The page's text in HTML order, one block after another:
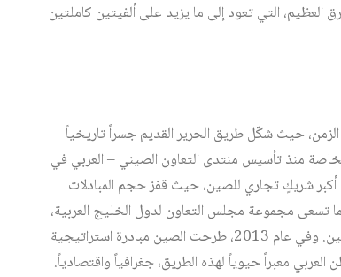
العظيم، التي تعود إلى ما يزيد على ألفيتين كاملتين
الزمن، حيث شكّل طريق الحرير القديم جسراً تاريخياً
منذ تأسيس منتدى التعاون الصيني – العربي في
إلى سابع أكبر شريكٍ تجاري للصين، حيث قفز حجم المبادلات
الطرفين من 36 إلى 250 مليار دولار أمريكي (2004 – 2014)، كما تسعى مجموعة مجلس التعاون لدول الخليج العربية،
خلال السنوات الأخيرة، إلى التوصل إلى اتفاقيةٍ لإنشاء منطقةٍ للتبادل الحر مع الصين. وفي عام 2013، طرحت الصين مبادرة استراتيجية
معبراً حيوياً لهذه الطريق، جغرافياً واقتصادياً.